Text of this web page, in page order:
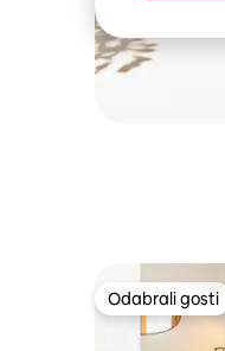
Odabrali gosti
Odabrali gosti